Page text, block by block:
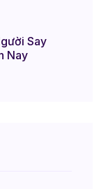
Say
Nay